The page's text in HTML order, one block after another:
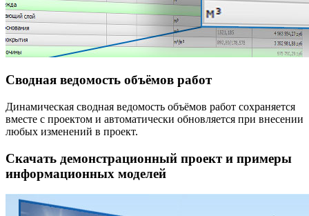
Сводная ведомость объёмов работ
Динамическая сводная ведомость объёмов работ сохраняется
вместе с проектом и автоматически обновляется при внесении
любых изменений в проект.
Скачать демонстрационный проект и примеры
информационных моделей